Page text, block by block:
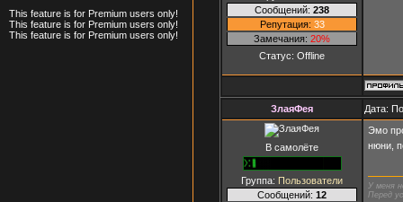
This feature is for Premium users only!
This feature is for Premium users only!
This feature is for Premium users only!
Сообщений: 238
Репутация: 33
Замечания: 20%
Статус: Offline
ЗлаяФея Дата:
В самолёте
Группа: Пользователи
Сообщений: 12
Эмо
нюни,
У меня
Перед